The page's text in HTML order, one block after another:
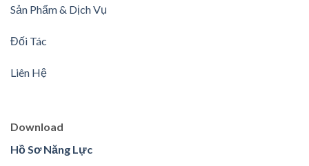
Sản Phẩm & Dịch Vụ
Đối Tác
Liên Hệ
Download
Hồ Sơ Năng Lực